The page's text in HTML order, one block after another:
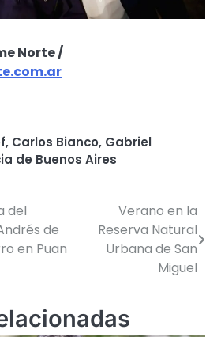
Norte /
, Carlos Bianco, Gabriel
de Buenos Aires
del
de
en Puan
Verano en la
Reserva Natural
Urbana de San
Miguel